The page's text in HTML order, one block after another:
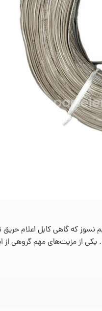
نسوز که گاهی کابل اعلام
و در برخی انواع، می‌تواند تا 750 درجه سانتی‌گراد نیز تحمل کند.